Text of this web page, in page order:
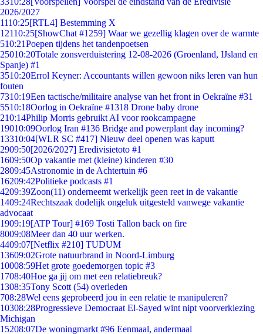
2026/2027
1110:25[RTL4] Bestemming X
12110:25[ShowChat #1259] Waar we gezellig klagen over de warmte
510:21Poepen tijdens het tandenpoetsen
25010:20Totale zonsverduistering 12-08-2026 (Groenland, IJsland en
Spanje) #1
3510:20Errol Keyner: Accountants willen gewoon niks leren van hun
fouten
7310:19Een tactische/militaire analyse van het front in Oekraïne #31
5510:18Oorlog in Oekraïne #1318 Drone baby drone
210:14Philip Morris gebruikt AI voor rookcampagne
19010:09Oorlog Iran #136 Bridge and powerplant day incoming?
13310:04[WLR SC #417] Nieuw deel openen was kaputt
2909:50[2026/2027] Eredivisietoto #1
1609:50Op vakantie met (kleine) kinderen #30
2809:45Astronomie in de Achtertuin #6
16209:42Politieke podcasts #1
4209:39Zoon(11) onderneemt werkelijk geen reet in de vakantie
1409:24Rechtszaak dodelijk ongeluk uitgesteld vanwege vakantie
advocaat
1909:19[ATP Tour] #169 Tosti Tallon back on fire
8009:08Meer dan 40 uur werken.
4409:07[Netflix #210] TUDUM
13609:02Grote natuurbrand in Noord-Limburg
10008:59Het grote goedemorgen topic #3
1708:40Hoe ga jij om met een relatiebreuk?
1308:35Tony Scott (54) overleden
708:28Wel eens geprobeerd jou in een relatie te manipuleren?
10308:28Progressieve Democraat El-Sayed wint nipt voorverkiezing
Michigan
15208:07De woningmarkt #96 Eenmaal, andermaal